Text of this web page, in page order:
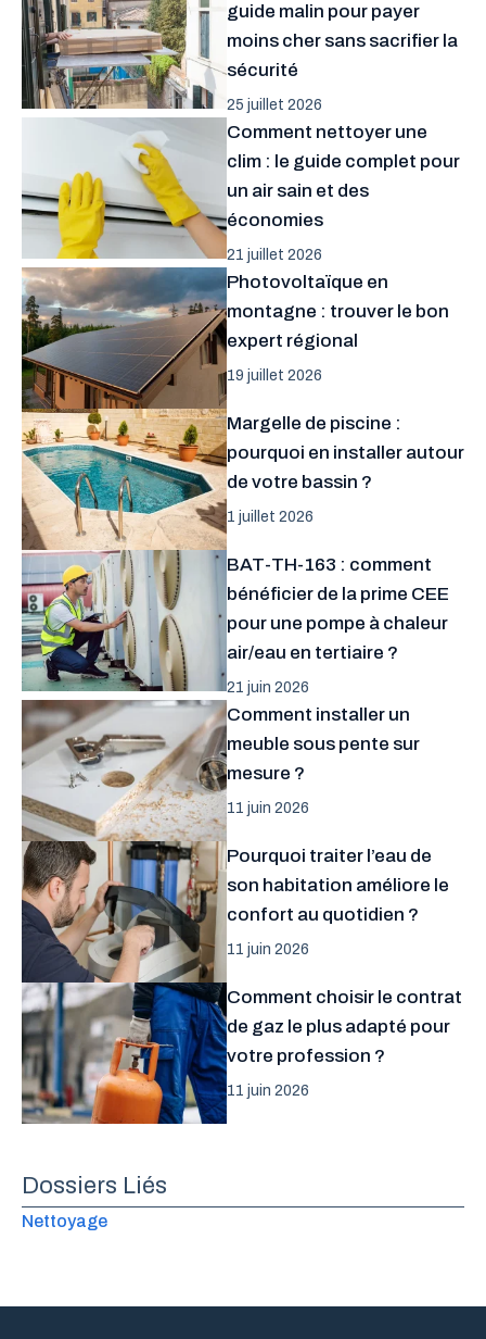
guide malin pour payer
moins cher sans sacrifier la
sécurité
25 juillet 2026
Comment nettoyer une
clim : le guide complet pour
un air sain et des
économies
21 juillet 2026
Photovoltaïque en
montagne : trouver le bon
expert régional
19 juillet 2026
Margelle de piscine :
pourquoi en installer autour
de votre bassin ?
1 juillet 2026
BAT-TH-163 : comment
bénéficier de la prime CEE
pour une pompe à chaleur
air/eau en tertiaire ?
21 juin 2026
Comment installer un
meuble sous pente sur
mesure ?
11 juin 2026
Pourquoi traiter l’eau de
son habitation améliore le
confort au quotidien ?
11 juin 2026
Comment choisir le contrat
de gaz le plus adapté pour
votre profession ?
11 juin 2026
Dossiers Liés
Nettoyage